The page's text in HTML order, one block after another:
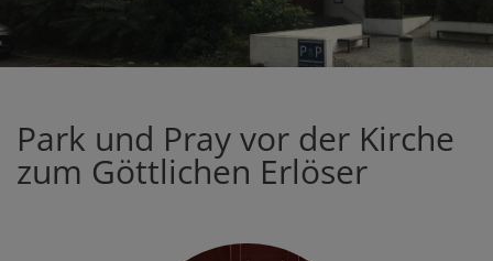
Park und Pray vor der Kirche
zum Göttlichen Erlöser